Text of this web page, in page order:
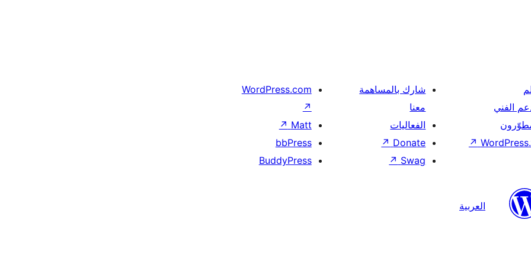
الفني
↗
شارك بالمساهمة
معنا
الفعاليات
Donate
↗
Swag
↗
WordPress.com
↗
Matt
↗
bbPress
BuddyPress
العربية